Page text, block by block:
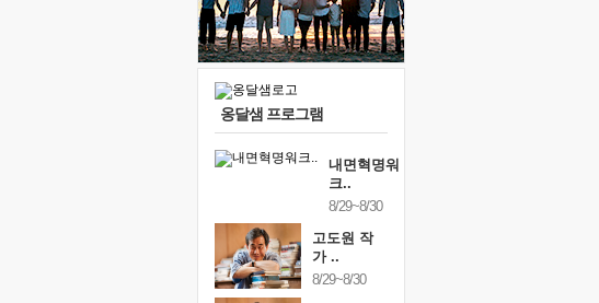
슬럼프
보고 싶은 어머니
유년 시절의 부산 영도 바다
못된 꼰대들
너무 황홀한 꽃들이여!
#친구
옹달샘 프로그램
내면혁명워
크..
8/29~8/30
고도원 작
가 ..
8/29~8/30